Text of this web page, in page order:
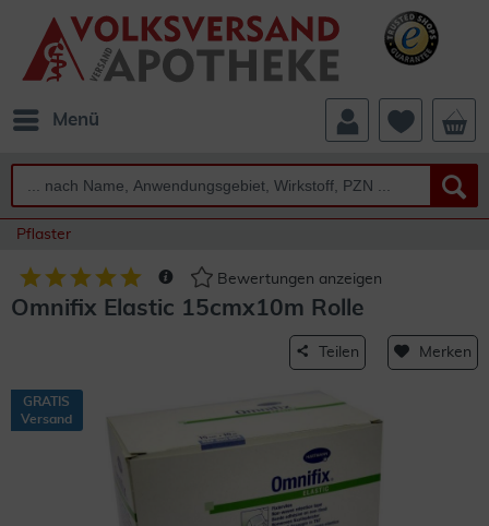
Menü
Pflaster
Bewertungen anzeigen
Omnifix Elastic 15cmx10m Rolle
Teilen Merken
GRATIS
Versand